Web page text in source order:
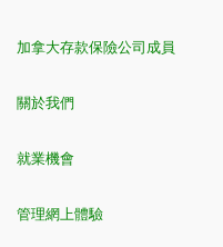
加拿大存款保險公司成員
關於我們
就業機會
管理網上體驗